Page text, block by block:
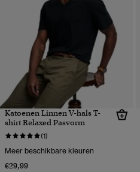
Katoenen Linnen V-hals T-
shirt Relaxed Pasvorm
(1)
Meer beschikbare kleuren
€29,99